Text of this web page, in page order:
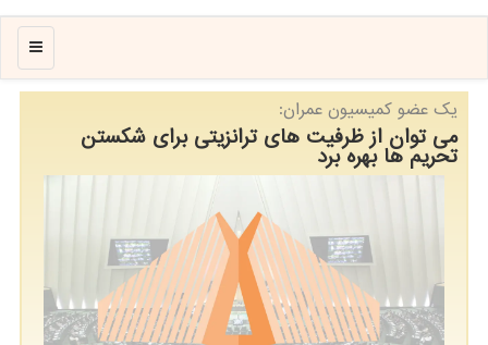
منو
یك عضو كمیسیون عمران:
می توان از ظرفیت های ترانزیتی برای شکستن
تحریم ها بهره برد